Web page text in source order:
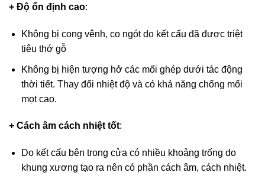
+ Độ ổn định cao:
Không bị cong vênh, co ngót do kết cấu đã được triệt
tiêu thớ gỗ
Không bị hiện tượng hở các mối ghép dưới tác động
thời tiết. Thay đổi nhiệt độ và có khả năng chống mối
mọt cao.
+ Cách âm cách nhiệt tốt:
Do kết cấu bên trong cửa có nhiều khoảng trống do
khung xương tạo ra nên có phần cách âm, cách nhiệt.